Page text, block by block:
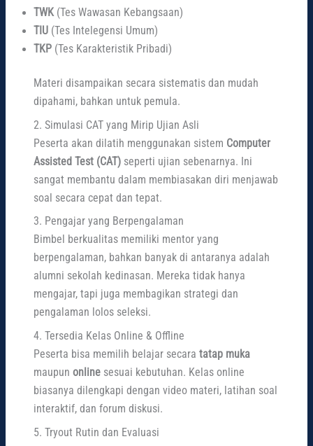
TWK(Tes Wawasan Kebangsaan)
TIU (Tes Intelegensi Umum)
TKP (Tes Karakteristik Pribadi)
Materi disampaikan secara sistematis dan mudah
dipahami, bahkan untuk pemula.
2. Simulasi CAT yang Mirip Ujian Asli
Peserta akan dilatih menggunakan sistem Computer
Assisted Test (CAT) seperti ujian sebenarnya. Ini
sangat membantu dalam membiasakan diri menjawab
soal secara cepat dan tepat.
3. Pengajar yang Berpengalaman
Bimbel berkualitas memiliki mentor yang
berpengalaman, bahkan banyak di antaranya adalah
alumni sekolah kedinasan. Mereka tidak hanya
mengajar, tapi juga membagikan strategi dan
pengalaman lolos seleksi.
4. Tersedia Kelas Online & Offline
Peserta bisa memilih belajar secaratatap muka
maupunonline sesuai kebutuhan. Kelas online
biasanya dilengkapi dengan video materi, latihan soal
interaktif, dan forum diskusi.
5. Tryout Rutin dan Evaluasi